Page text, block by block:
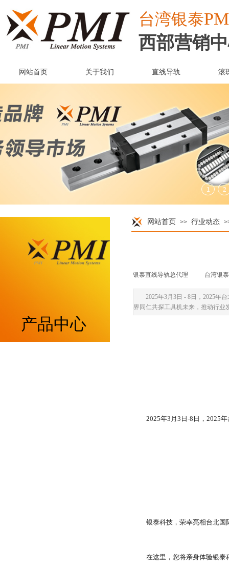
台湾银泰
西部营销
网站首页 关于我们 直线导轨 滚
网站首页 >> 行业动态
银泰直线导轨总代理 台湾银
2025年3月3日 - 8日，2025年
界同仁共探工具机未来，推动行业
2025年3月3日-8日，2025
银泰科技，荣幸亮相台北国
在这里，您将亲身体验银泰
产品中心